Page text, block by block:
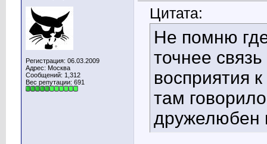
Регистрация: 06.03.2009
Адрес: Москва
Сообщений: 1,312
Вес репутации: 691
Цитата:
Не помню
точнее
восприятия
там
дружелюбен